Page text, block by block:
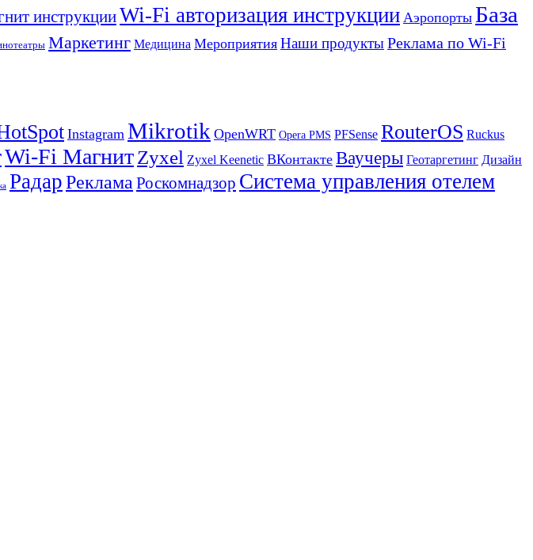
инструкцииWi-Fi авторизация инструкции Аэропорты База
Маркетинг Медицина Мероприятия Наши продуктыРеклама по Wi-Fi
Instagram Mikrotik OpenWRT Opera PMS PFSense RouterOS Ruckus
Wi-Fi МагнитZyxel Zyxel Keenetic ВКонтакте Ваучеры Геотаргетинг Дизайн
РадарРеклама Роскомнадзор Система управления отелем